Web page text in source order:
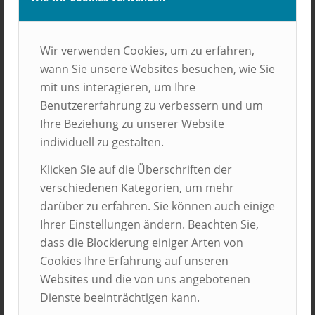
Wir verwenden Cookies, um zu erfahren,
wann Sie unsere Websites besuchen, wie Sie
mit uns interagieren, um Ihre
Benutzererfahrung zu verbessern und um
Ihre Beziehung zu unserer Website
individuell zu gestalten.
Klicken Sie auf die Überschriften der
verschiedenen Kategorien, um mehr
darüber zu erfahren. Sie können auch einige
Ihrer Einstellungen ändern. Beachten Sie,
dass die Blockierung einiger Arten von
Cookies Ihre Erfahrung auf unseren
Websites und die von uns angebotenen
Dienste beeinträchtigen kann.
Ihre Nachricht
Anrede
Vorname*
Nachname*
Telefon